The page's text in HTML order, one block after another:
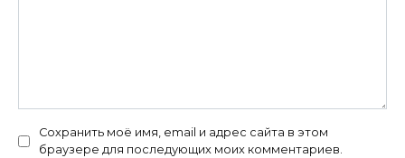
Сохранить моё имя, email и адрес сайта в этом
браузере для последующих моих комментариев.